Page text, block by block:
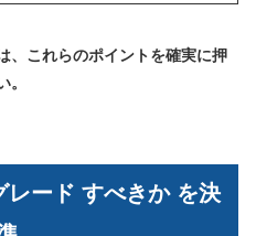
、これらのポイントを確実に押
。
ード すべきか を決